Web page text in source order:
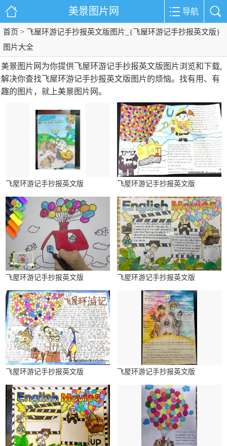
美景图片网 导航
首页 > 飞屋环游记手抄报英文版图片_{飞屋环游记手抄报英文版}
图片大全
美景图片网为你提供飞屋环游记手抄报英文版图片浏览和下载,
解决你查找飞屋环游记手抄报英文版图片的烦恼。找有用、有
趣的图片，就上美景图片网。
飞屋环游记手抄报英文版 飞屋环游记手抄报英文版
飞屋环游记手抄报英文版 飞屋环游记手抄报英文版
飞屋环游记手抄报英文版 飞屋环游记手抄报英文版